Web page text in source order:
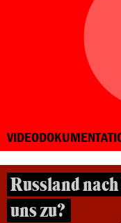
Russland
uns zu?